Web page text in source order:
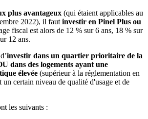
plus avantageux (qui étaient applicables au
2022), il faut investir en Pinel Plus ou
fiscal est alors de 12 % sur 6 ans, 18 % sur
12 ans.
investir dans un quartier prioritaire de la
dans des logements ayant une
élevée (supérieur à la réglementation en
un certain niveau de qualité d'usage et de
les suivants :